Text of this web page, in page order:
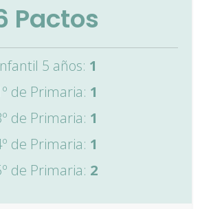
Pactos
5 años: 1
de Primaria: 1
de Primaria: 1
de Primaria: 1
de Primaria: 2